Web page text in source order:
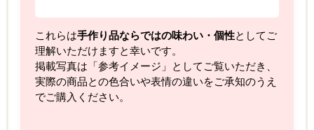
これらは手作り品ならではの味わい・個性としてご
理解いただけますと幸いです。
掲載写真は「参考イメージ」としてご覧いただき、
実際の商品との色合いや表情の違いをご承知のうえ
でご購入ください。